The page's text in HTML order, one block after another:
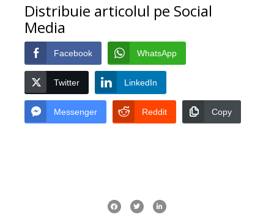
Distribuie articolul pe Social
Media
Facebook WhatsApp
Twitter LinkedIn
Messenger Reddit Copy